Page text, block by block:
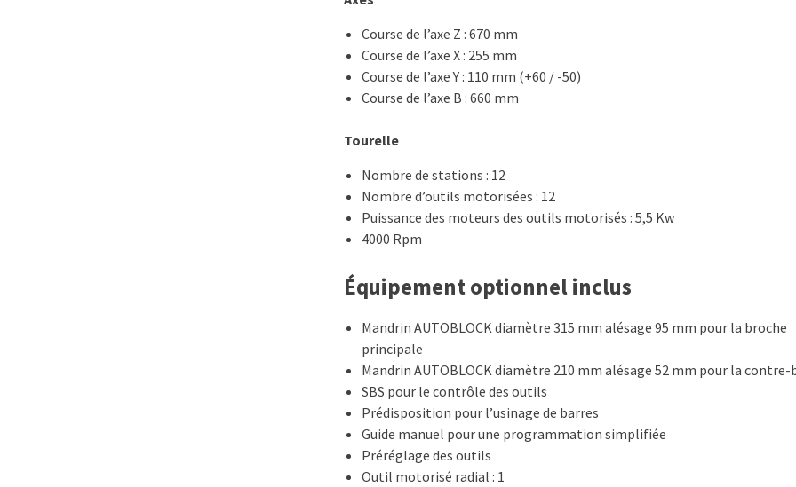
Course de l’axe Z : 670 mm
Course de l’axe X : 255 mm
Course de l’axe Y : 110 mm (+60 / -50)
Course de l’axe B : 660 mm
Tourelle
Nombre de stations : 12
Nombre d’outils motorisées : 12
Puissance des moteurs des outils motorisés : 5,5 Kw
4000 Rpm
Équipement optionnel inclus
Mandrin AUTOBLOCK diamètre 315 mm alésage 95 mm pour la broche
principale
Mandrin AUTOBLOCK diamètre 210 mm alésage 52 mm pour la contre-
SBS pour le contrôle des outils
Prédisposition pour l’usinage de barres
Guide manuel pour une programmation simplifiée
Préréglage des outils
Outil motorisé radial : 1